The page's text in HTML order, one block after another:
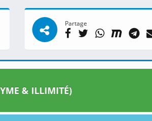
Partage
& ILLIMITÉ)